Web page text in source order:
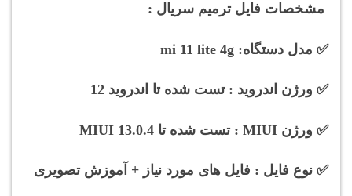
مشخصات فایل ترمیم سریال :
✅ مدل دستگاه: mi 11 lite 4g
✅ ورژن اندروید : تست شده تا اندروید 12
✅ ورژن MIUI : تست شده تا MIUI 13.0.4
✅ نوع فایل : فایل های مورد نیاز + آموزش تصویری